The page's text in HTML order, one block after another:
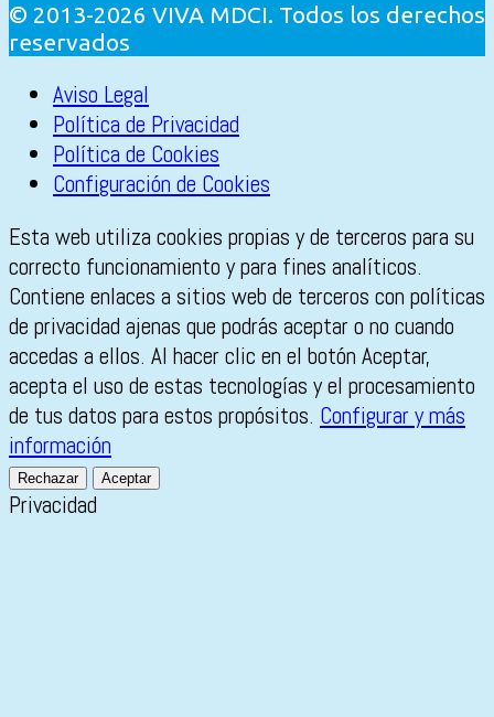
© 2013-2026 VIVA MDCI. Todos los derechos
reservados
Aviso Legal
Política de Privacidad
Política de Cookies
Configuración de Cookies
Esta web utiliza cookies propias y de terceros para su
correcto funcionamiento y para fines analíticos.
Contiene enlaces a sitios web de terceros con políticas
de privacidad ajenas que podrás aceptar o no cuando
accedas a ellos. Al hacer clic en el botón Aceptar,
acepta el uso de estas tecnologías y el procesamiento
de tus datos para estos propósitos. Configurar y más
información
Rechazar Aceptar
Privacidad